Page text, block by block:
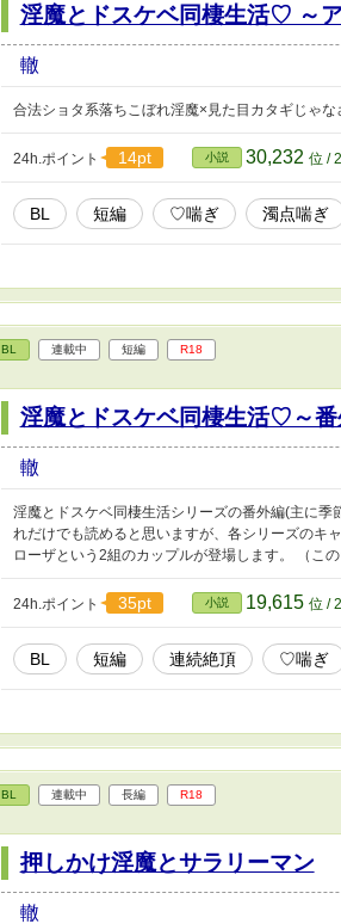
淫魔とドスケベ同棲生活♡ ～
轍
合法ショタ系落ちこぼれ淫魔×見た目カタギじゃ
24h.ポイント 14pt 小説 30,232 位 /
BL 短編 ♡喘ぎ 濁点喘ぎ
BL 連載中 短編 R18
淫魔とドスケベ同棲生活♡～番
轍
淫魔とドスケベ同棲生活シリーズの番外編(主に
れだけでも読めると思いますが、各シリーズのキ
ローザという2組のカップルが登場します。 （こ
24h.ポイント 35pt 小説 19,615 位 /
BL 短編 連続絶頂 ♡喘ぎ
BL 連載中 長編 R18
押しかけ淫魔とサラリーマン
轍